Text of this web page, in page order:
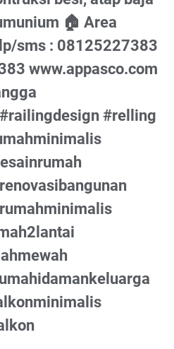
🏠 Area
sms : 08125227383⁠
www.appasco.com⁠
#relling⁠